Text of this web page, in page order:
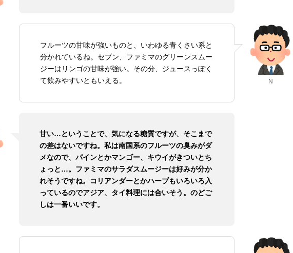
N
フルーツの甘味が強いものと、いわゆる青くさい系と
分かれているね。セブン、ファミマのグリーンスムー
ジーはリンゴの甘味が強い。その分、ジュースっぽく
て飲みやすいともいえる。
甘い…ということで、気になる糖質ですが、そこまで
の差はないですね。私は南国系のフルーツの臭みがダ
メなので、パインとかマンゴー、キウイがきついとち
ょっと…。ファミマのサラダスムージーは好みが分か
れそうですね。コリアンダーとかハーブもいろいろ入
っているのでアジア、タイ料理には合いそう。のどご
しは一番いいです。